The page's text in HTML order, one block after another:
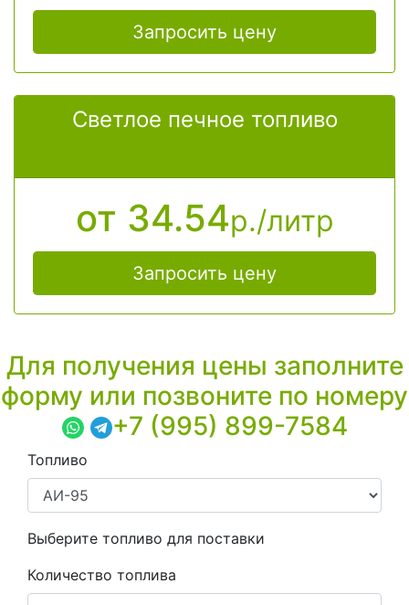
Запросить цену
Светлое печное топливо
от 34.54р./литр
Запросить цену
Для получения цены заполните
форму или позвоните по номеру
+7 (995) 899-7584
Топливо
Выберите топливо для поставки
Количество топлива